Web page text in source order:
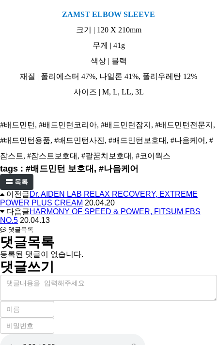
ZAMST ELBOW SLEEVE
크기 | 120 X 210mm
무게 | 41g
색상 | 블랙
재질 | 폴리에스터 47%, 나일론 41%, 폴리우레탄 12%
사이즈 | M, L, LL, 3L
#배드민턴, #배드민턴코리아, #배드민턴잡지, #배드민턴전문지,
#배드민턴용품, #배드민턴사진, #배드민턴보호대, #나음케어, #
잠스트, #잠스트보호대, #팔꿈치보호대, #코이웍스
tags : #배드민턴 보호대, #나음케어
목록
이전글Dr. AIDEN LAB RELAX RECOVERY, EXTREME
POWER PLUS CREAM 20.04.20
다음글HARMONY OF SPEED & POWER, FITSUM FBS
NO.5 20.04.13
댓글목록
댓글목록
등록된 댓글이 없습니다.
댓글쓰기
내
이
필
수
비
밀